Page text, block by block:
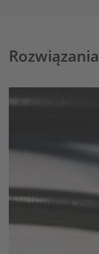
Rozwiązania